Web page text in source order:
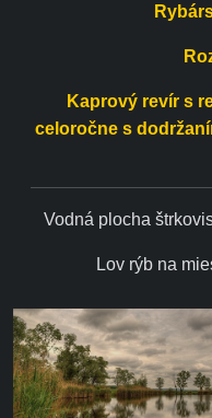
Kaprový revír s
celoročne s
Vodná plocha
Lov rýb na